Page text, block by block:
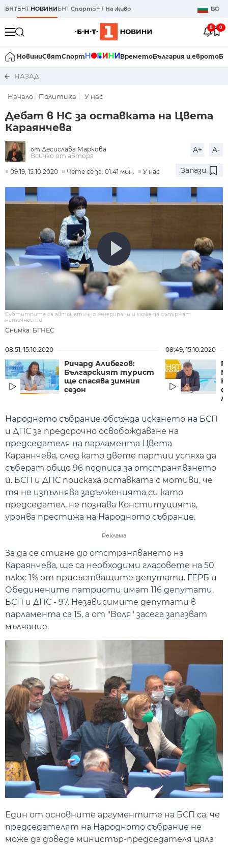
БНТБНТ НОВИНИБНТСпортБНТ На живо BG
0 0
НовиниСвятСпорт ВреметоБългария и еврото
НАЗАД
Начало Политика У нас
Дебат в НС за оставката на Цвета
Караянчева
от Десислава Маркова
Всичко от автора
A+ A-
09:19, 15.10.2020 Чете се за: 01:41 мин. У нас Запази
Снимка: БГНЕС
Субтитрите са автоматично генерирани и може да съдържат
неточности.
08:51, 15.10.2020
Ричард Алибегов:
Българският турист
ще спасява зимния
сезон
08:49, 15.10.2020
Народното събрание обсъжда искането на БСП
и ДПС за предсрочно освобождаване на
председателя на парламента Цвета
Караянчева, след като двете партии успяха да
съберат общо 96 подписа за отстраняването
й. БСП и ДПС поискаха оставката с мотиви, че
тя не изпълнява задълженията си като
председател, не познава Конституцията,
уронва престижа на Народното събрание.
Реклама
За да се стигне до отстраняването на
Караянчева, ще са необходими гласовете на 50
плюс 1% от присъстващите депутати. ГЕРБ и
Обединените патриоти имат 116 депутати,
БСП и ДПС - 97. Независимите депутати в
парламента са 15, а от "Воля" засега запазват
мълчание.
Един от основните аргументите на БСП са, че
председателят на Народното събрание не
може да доведе министър-председателя цяла